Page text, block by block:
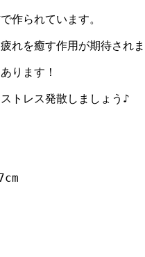
作られています。
れを癒す作用が期待されま
ります！
トレス発散しましょう♪